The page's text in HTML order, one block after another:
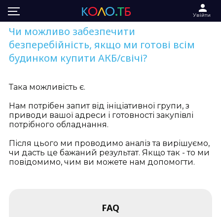
Увійти
Чи можливо забезпечити
безперебійність, якщо ми готові всім
будинком купити АКБ/свічі?
Така можливість є.
Нам потрібен запит від ініціативної групи, з
приводи вашої адреси і готовності закупівлі
потрібного обладнання.
Після цього ми проводимо аналіз та вирішуємо,
чи дасть це бажаний результат. Якщо так - то ми
повідомимо, чим ви можете нам допомогти.
FAQ